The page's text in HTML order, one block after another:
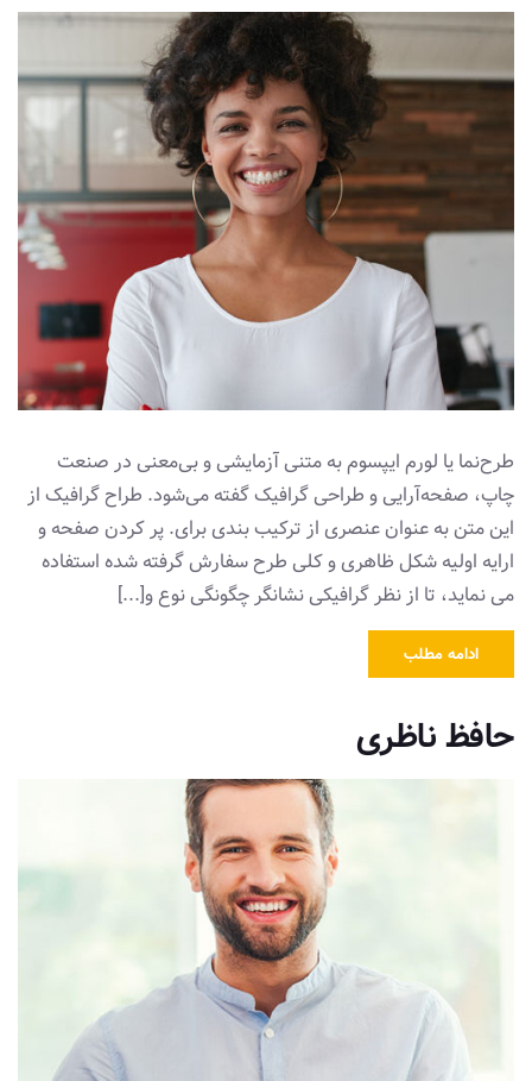
طرح‌نما یا لورم ایپسوم به متنی آزمایشی و بی‌معنی در صنعت
چاپ، صفحه‌آرایی و طراحی گرافیک گفته می‌شود. طراح گرافیک از
این متن به عنوان عنصری از ترکیب بندی برای. پر کردن صفحه و
ارایه اولیه شکل ظاهری و کلی طرح سفارش گرفته شده استفاده
می نماید، تا از نظر گرافیکی نشانگر چگونگی نوع و[...]
ادامه مطلب
حافظ ناظری